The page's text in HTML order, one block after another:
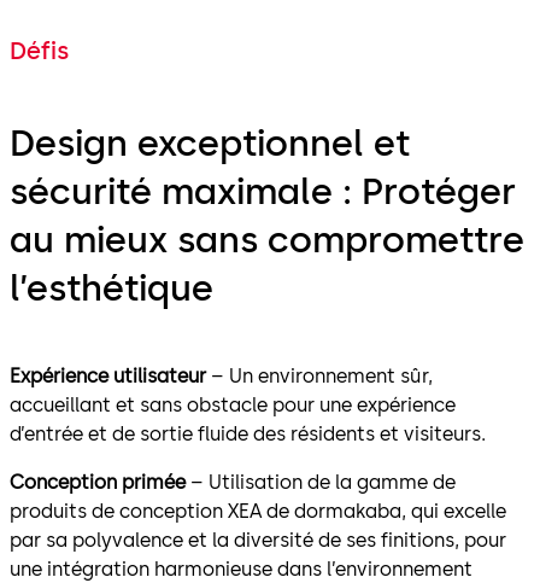
Défis
Design exceptionnel et
sécurité maximale : Protéger
au mieux sans compromettre
l’esthétique
Expérience utilisateur– Un environnement sûr,
accueillant et sans obstacle pour une expérience
d’entrée et de sortie fluide des résidents et visiteurs.
Conception primée– Utilisation de la gamme de
produits de conception XEA de dormakaba, qui excelle
par sa polyvalence et la diversité de ses finitions, pour
une intégration harmonieuse dans l’environnement